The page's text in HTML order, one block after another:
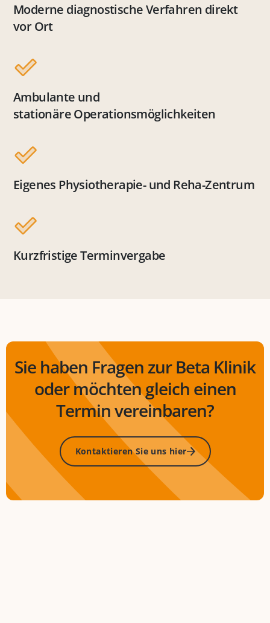
Moderne diagnostische Verfahren direkt
vor Ort
Ambulante und
stationäre Operationsmöglichkeiten
Eigenes Physiotherapie- und Reha-Zentrum
Kurzfristige Terminvergabe
Sie haben Fragen zur Beta Klinik
oder möchten gleich einen
Termin vereinbaren?
Kontaktieren Sie uns hier